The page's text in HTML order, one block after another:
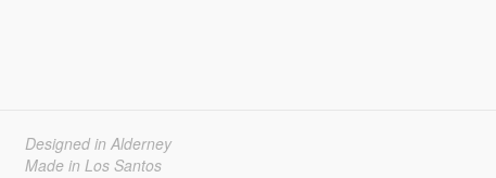
Designed in Alderney
Made in Los Santos